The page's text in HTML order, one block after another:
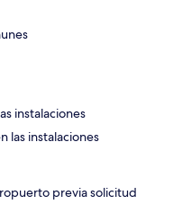
instalaciones
las instalaciones
previa solicitud